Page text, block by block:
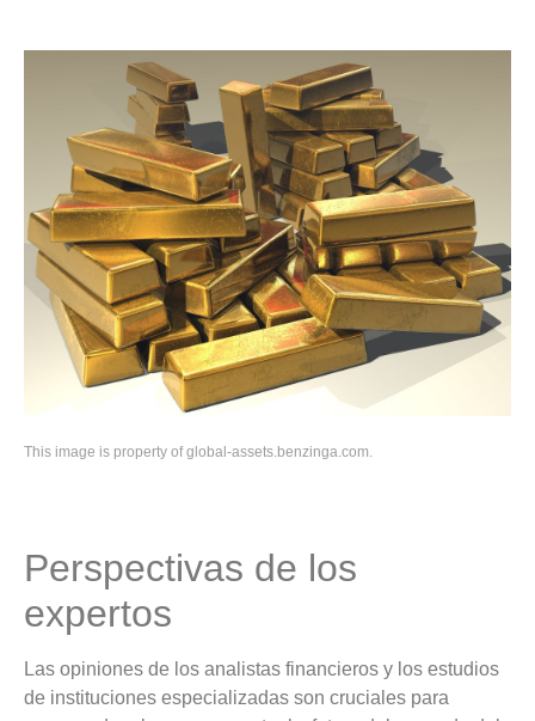
This image is property of global-assets.benzinga.com.
Perspectivas de los
expertos
Las opiniones de los analistas financieros y los estudios
de instituciones especializadas son cruciales para